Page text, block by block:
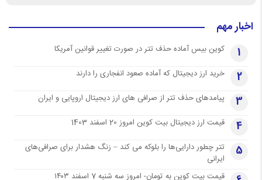
اخبار مهم
1 کوین بیس آماده حذف تتر در صورت تغییر قوانین آمریکا
2 خرید ارز دیجیتال که آماده صعود انفجاری را دارند
3 پیامدهای حذف تتر از صرافی های ارز دیجیتال اروپایی و ایران
4 قیمت ارز دیجیتال بیت کوین امروز 20 اسفند 1403
5
تتر چطور دارایی‌ها را بلوکه می کند – زنگ هشدار برای صرافی‌های
ایرانی
قیمت بیت کوین به تومان- امروز سه شنبه 7 اسفند ۱۴۰۳